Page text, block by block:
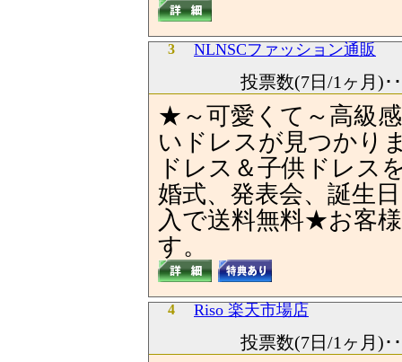
3 NLNSCファッション通販
投票数(7日/1ヶ月)
★～可愛くて～高級
いドレスが見つかり
ドレス＆子供ドレス
婚式、発表会、誕生
入で送料無料★お客
す。
4 Riso 楽天市場店
投票数(7日/1ヶ月)